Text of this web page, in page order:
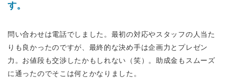
す。
問い合わせは電話でしました。最初の対応やスタッフの人当た
りも良かったのですが、最終的な決め手は企画力とプレゼン
力。お値段も交渉したかもしれない（笑）。助成金もスムーズ
に通ったのでそこは何とかなりました。